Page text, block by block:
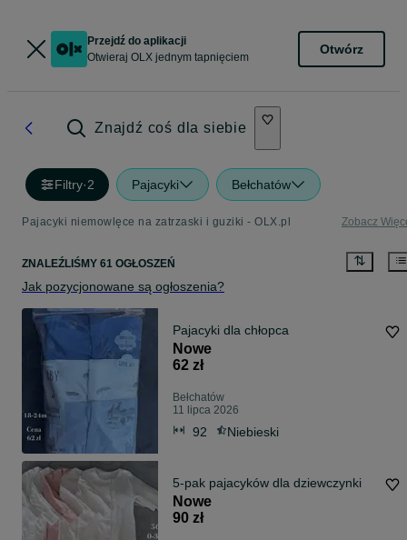
Przejdź do aplikacji
Otwieraj OLX jednym tapnięciem
Otwórz
Znajdź coś dla siebie
Filtry·2 Pajacyki Bełchatów
Pajacyki niemowlęce na zatrzaski i guziki - OLX.pl Zobacz
ZNALEŹLIŚMY 61 OGŁOSZEŃ
Jak pozycjonowane są ogłoszenia?
Pajacyki dla chłopca
Nowe
62 zł
Bełchatów
11 lipca 2026
92 Niebieski
5-pak pajacyków dla dziewczynki
Nowe
90 zł